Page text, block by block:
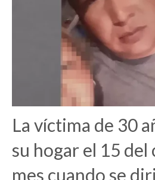
La víctima de 30
su hogar el 15
mes cuando se